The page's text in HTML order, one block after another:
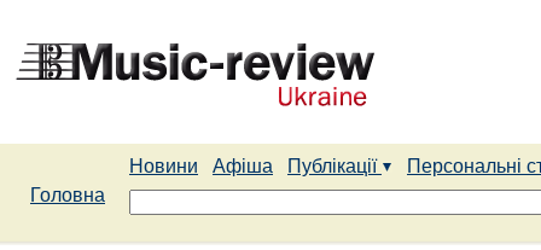
Новини Афіша Публікації
Персональні
Головна